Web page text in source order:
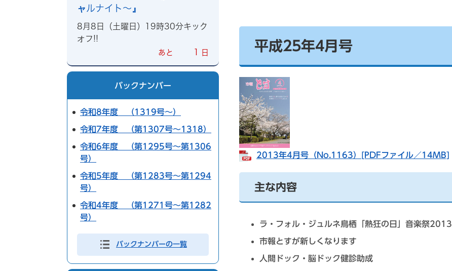
平成25年4月号
2013年4月号（No.1163）[PDFファイル／14MB]
主な内容
ラ・フォル・ジュルネ鳥栖「熱狂の日」音楽祭2013
市報とすが新しくなります
人間ドック・脳ドック健診助成
ャルナイト～』
8月8日（土曜日）19時30分キック
オフ!!
あと 1 日
バックナンバー
令和8年度 （1319号～）
令和7年度 （第1307号～1318）
令和6年度 （第1295号～第1306
号）
令和5年度 （第1283号～第1294
号）
令和4年度 （第1271号～第1282
号）
バックナンバーの一覧